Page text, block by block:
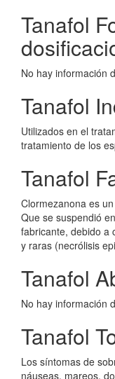
Tanafol
No hay información
Tanafol
Utilizados en el
tratamiento de los
Tanafol
Clormezanona es
Que se suspendió
fabricante, debido a
y raras (necrólisis
Tanafol
No hay información
Tanafol
Los síntomas de
náuseas, mareos,